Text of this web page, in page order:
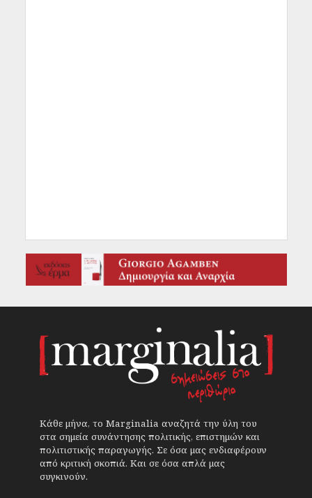
Κάθε μήνα, το Marginalia αναζητά την ύλη του
στα σημεία συνάντησης πολιτικής, επιστημών και
πολιτιστικής παραγωγής. Σε όσα μας ενδιαφέρουν
από κριτική σκοπιά. Και σε όσα απλά μας
συγκινούν.